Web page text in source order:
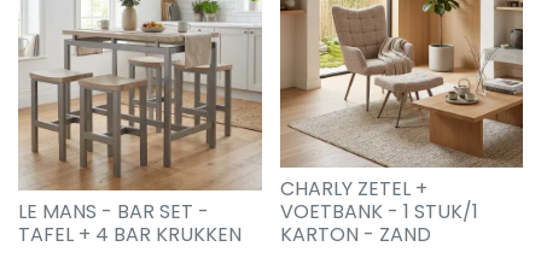
LE MANS - BAR SET -
TAFEL + 4 BAR KRUKKEN
CHARLY ZETEL +
VOETBANK - 1 STUK/1
KARTON - ZAND